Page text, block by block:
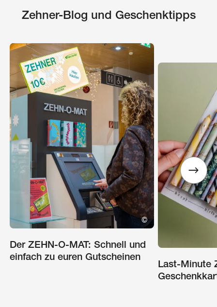
Zehner-Blog und Geschenktipps
©
Der ZEHN-O-MAT: Schnell und
einfach zu euren Gutscheinen
Last-Minute